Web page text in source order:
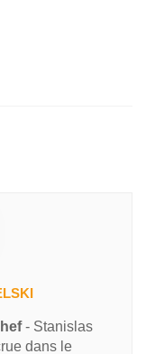
- Stanislas
dans le